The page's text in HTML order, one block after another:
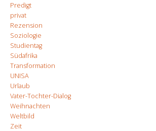
Predigt
privat
Rezension
Soziologie
Studientag
Südafrika
Transformation
UNISA
Urlaub
Vater-Tochter-Dialog
Weihnachten
Weltbild
Zeit